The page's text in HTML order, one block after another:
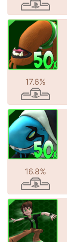
17.6%
16.8%